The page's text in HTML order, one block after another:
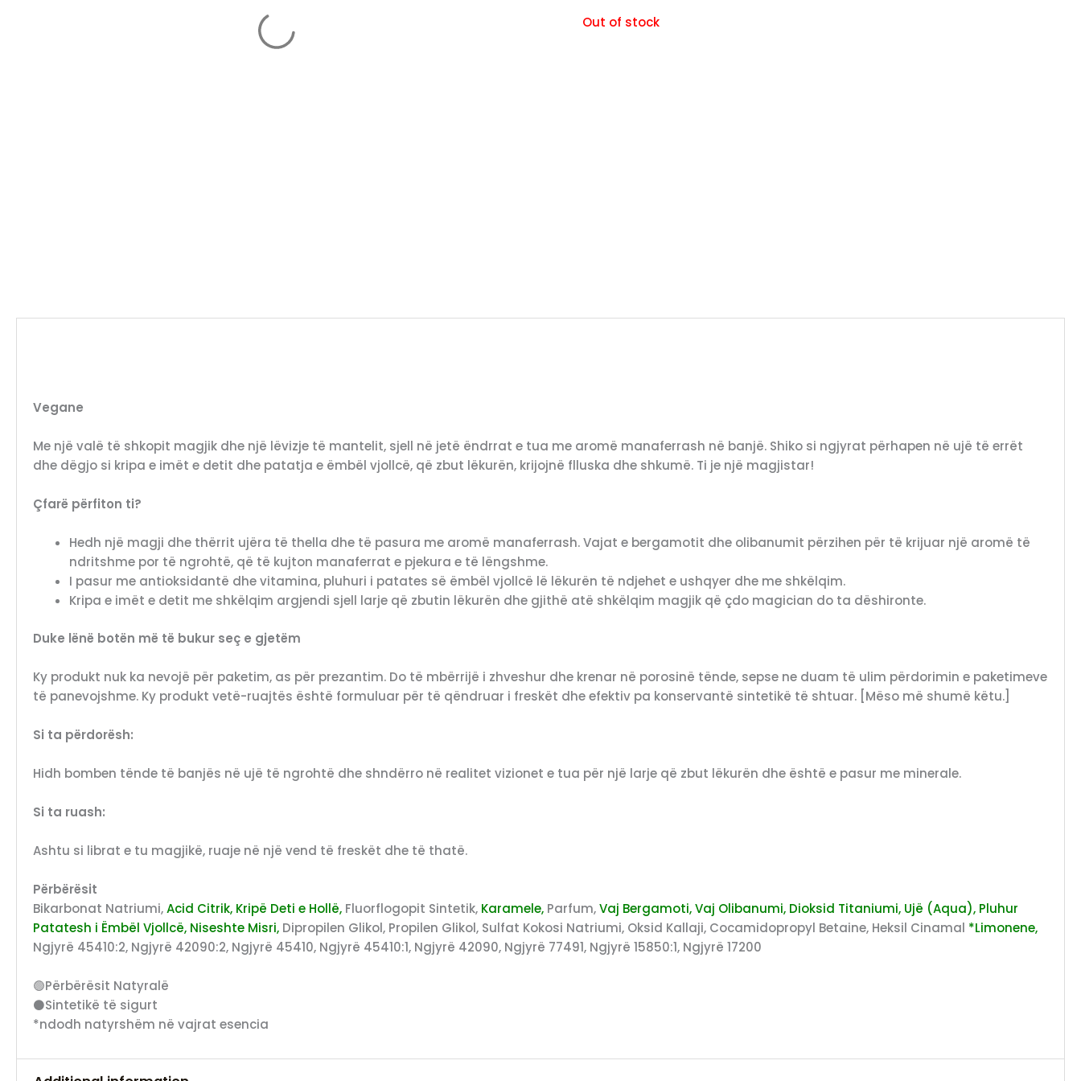
Out of stock
Vegane
Me një valë të shkopit magjik dhe një lëvizje të mantelit, sjell në jetë ëndrrat e tua me aromë manaferrash në banjë. Shiko si ngjyrat përhapen në ujë të errët
dhe dëgjo si kripa e imët e detit dhe patatja e ëmbël vjollcë, që zbut lëkurën, krijojnë flluska dhe shkumë. Ti je një magjistar!
Çfarë përfiton ti?
Hedh një magji dhe thërrit ujëra të thella dhe të pasura me aromë manaferrash. Vajat e bergamotit dhe olibanumit përzihen për të krijuar një aromë të
ndritshme por të ngrohtë, që të kujton manaferrat e pjekura e të lëngshme.
I pasur me antioksidantë dhe vitamina, pluhuri i patates së ëmbël vjollcë lë lëkurën të ndjehet e ushqyer dhe me shkëlqim.
Kripa e imët e detit me shkëlqim argjendi sjell larje që zbutin lëkurën dhe gjithë atë shkëlqim magjik që çdo magician do ta dëshironte.
Duke lënë botën më të bukur seç e gjetëm
Ky produkt nuk ka nevojë për paketim, as për prezantim. Do të mbërrijë i zhveshur dhe krenar në porosinë tënde, sepse ne duam të ulim përdorimin e paketimeve
të panevojshme. Ky produkt vetë-ruajtës është formuluar për të qëndruar i freskët dhe efektiv pa konservantë sintetikë të shtuar. [Mëso më shumë këtu.]
Si ta përdorësh:
Hidh bomben tënde të banjës në ujë të ngrohtë dhe shndërro në realitet vizionet e tua për një larje që zbut lëkurën dhe është e pasur me minerale.
Si ta ruash:
Ashtu si librat e tu magjikë, ruaje në një vend të freskët dhe të thatë.
Përbërësit
Bikarbonat Natriumi,Acid Citrik, Kripë Deti e Hollë, Fluorflogopit Sintetik, Karamele, Parfum,Vaj Bergamoti, Vaj Olibanumi, Dioksid Titaniumi, Ujë (Aqua), Pluhur
Patatesh i Ëmbël Vjollcë, Niseshte Misri, Dipropilen Glikol, Propilen Glikol, Sulfat Kokosi Natriumi, Oksid Kallaji, Cocamidopropyl Betaine, Heksil Cinamal *Limonene,
Ngjyrë 45410:2, Ngjyrë 42090:2, Ngjyrë 45410, Ngjyrë 45410:1, Ngjyrë 42090, Ngjyrë 77491, Ngjyrë 15850:1, Ngjyrë 17200
🟢Përbërësit Natyralë
⚫Sintetikë të sigurt
*ndodh natyrshëm në vajrat esencia